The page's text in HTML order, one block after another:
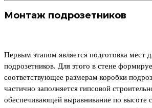
Монтаж подрозетников
Первым этапом является подготовка мест
подрозетников. Для этого в стене
соответствующее размерам коробки
частично заполняется гипсовой
обеспечивающей выравнивание по высоте